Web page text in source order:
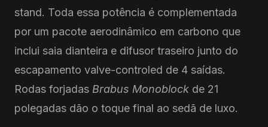
stand. Toda essa potência é complementada
por um pacote aerodinâmico em carbono que
inclui saia dianteira e difusor traseiro junto do
escapamento valve-controled de 4 saídas.
Rodas forjadas Brabus Monoblock de 21
polegadas dão o toque final ao sedã de luxo.